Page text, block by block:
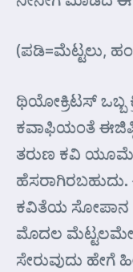
(ಪಡಿ=ಮೆಟ್ಟಲು,
ಥಿಯೋಕ್ರಿಟಸ್ ಒಬ್ಬ
ಕವಾಫಿಯಂತೆ
ತರುಣ ಕವಿ
ಕವಿತೆಯ ಸೋಪಾನ
ಮೊದಲ
ಸೇರುವುದು ಹೇಗೆ